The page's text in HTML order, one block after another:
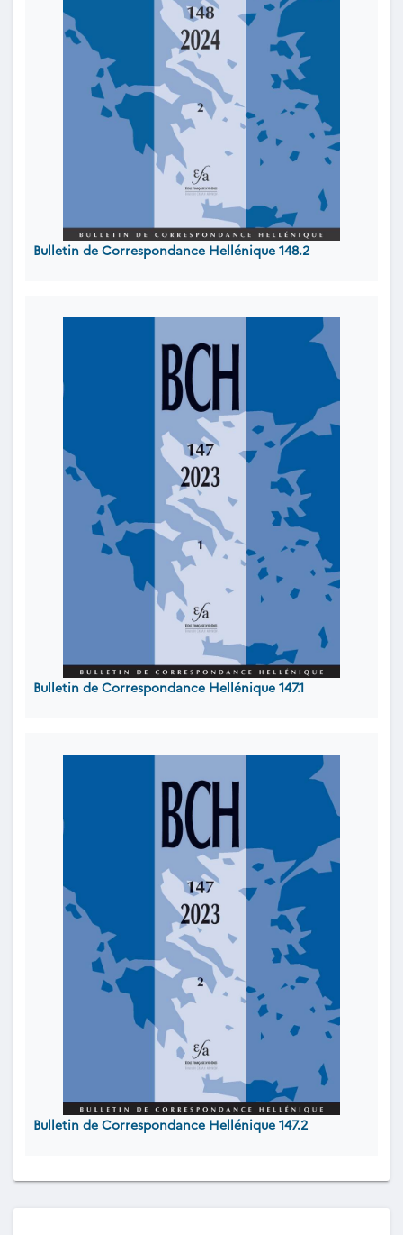
Bulletin de Correspondance Hellénique 148.2
Bulletin de Correspondance Hellénique 147.1
Bulletin de Correspondance Hellénique 147.2